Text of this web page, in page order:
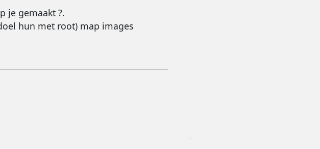
je gemaakt ?.
hun met root) map images